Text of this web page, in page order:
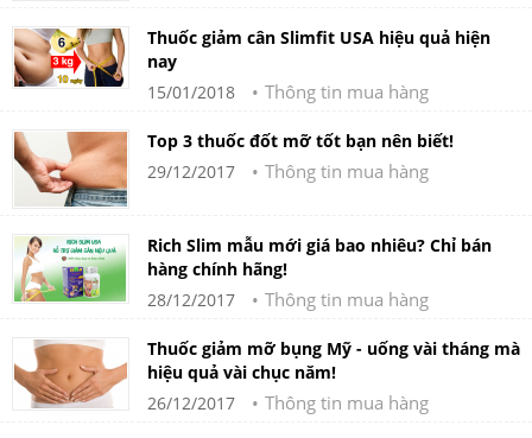
Thuốc giảm cân Slimfit USA hiệu quả hiện
nay
15/01/2018
Thông tin mua hàng
Top 3 thuốc đốt mỡ tốt bạn nên biết!
29/12/2017
Thông tin mua hàng
Rich Slim mẫu mới giá bao nhiêu? Chỉ bán
hàng chính hãng!
28/12/2017
Thông tin mua hàng
Thuốc giảm mỡ bụng Mỹ - uống vài tháng mà
hiệu quả vài chục năm!
26/12/2017
Thông tin mua hàng